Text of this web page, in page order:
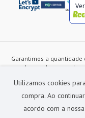
Utilizamos cookies
compra. Ao
acordo com a
Garantimos a
ou de acordo com a
alterados a qualquer
para a loja virtual, não
lojas físicas da rede